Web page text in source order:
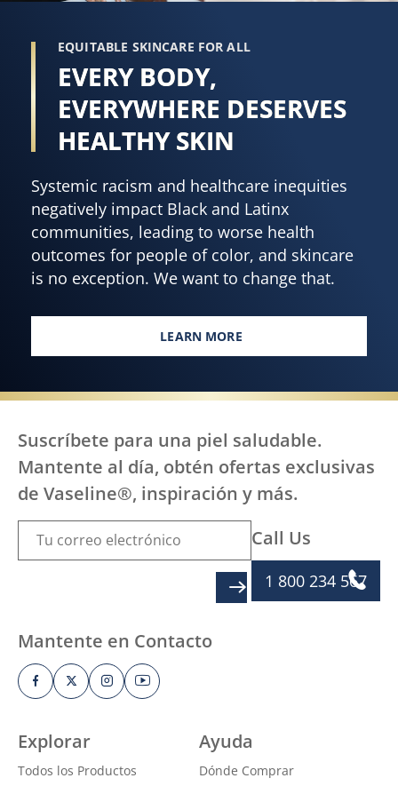
EQUITABLE SKINCARE FOR ALL
EVERY BODY,
EVERYWHERE DESERVES
HEALTHY SKIN
Systemic racism and healthcare inequities
negatively impact Black and Latinx
communities, leading to worse health
outcomes for people of color, and skincare
is no exception. We want to change that.
LEARN MORE
EVERY BODY, EVERYWHERE
Explorar
Todos los Productos
Ayuda
Dónde Comprar
Suscríbete para una piel saludable.
Mantente al día, obtén ofertas exclusivas
de Vaseline®, inspiración y más.
Call Us
1 800 234 567
Mantente en Contacto